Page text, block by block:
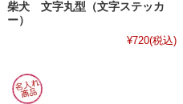
柴犬 文字丸型（文字ステッカ
ー）
¥720(税込)